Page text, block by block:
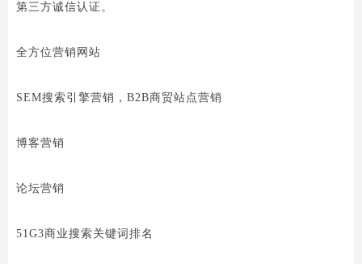
第三方诚信认证。
全方位营销网站
SEM搜索引擎营销，B2B商贸站点营销
博客营销
论坛营销
51G3商业搜索关键词排名